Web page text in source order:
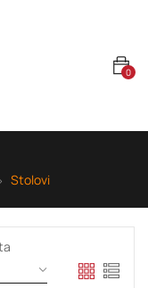
0
Stolovi